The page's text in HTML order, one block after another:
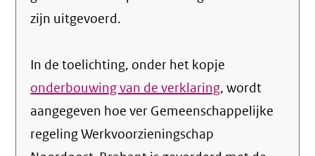
zijn uitgevoerd.
In de toelichting, onder het kopje
onderbouwing van de verklaring, wordt
aangegeven hoe ver Gemeenschappelijke
regeling Werkvoorzieningschap